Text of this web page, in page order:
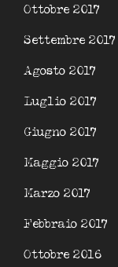
Ottobre 2017
Settembre 2017
Agosto 2017
Luglio 2017
Giugno 2017
Maggio 2017
Marzo 2017
Febbraio 2017
Ottobre 2016